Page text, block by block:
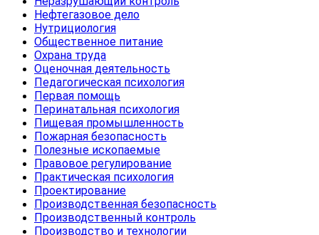
Нефтегазовое дело
Нутрициология
Общественное питание
Охрана труда
Оценочная деятельность
Педагогическая психология
Первая помощь
Перинатальная психология
Пищевая промышленность
Пожарная безопасность
Полезные ископаемые
Правовое регулирование
Практическая психология
Проектирование
Производственная безопасность
Производственный контроль
Производство и технологии